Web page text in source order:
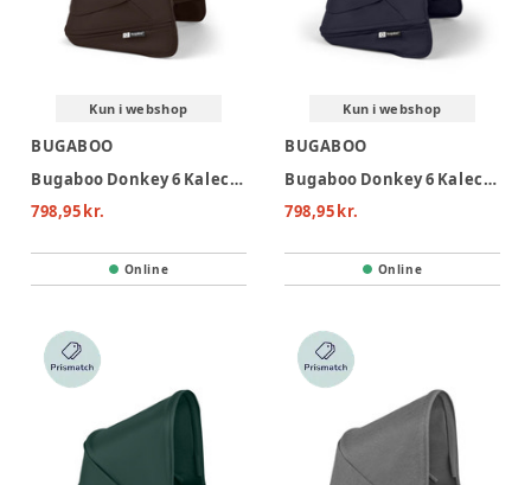
Kun i webshop
BUGABOO
Bugaboo Donkey 6 Kaleche - Cocoa Brown
798,95 kr.
Online
Kun i webshop
BUGABOO
Bugaboo Donkey 6 Kaleche - Deep Indigo
798,95 kr.
Online